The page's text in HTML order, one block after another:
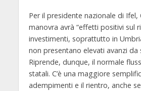
Per il presidente nazionale di Ifel,
manovra avrà “effetti positivi sul
investimenti, soprattutto in
non presentano elevati avanzi da
Riprende, dunque, il normale
statali. C’è una maggiore
adempimenti e il rientro, anche